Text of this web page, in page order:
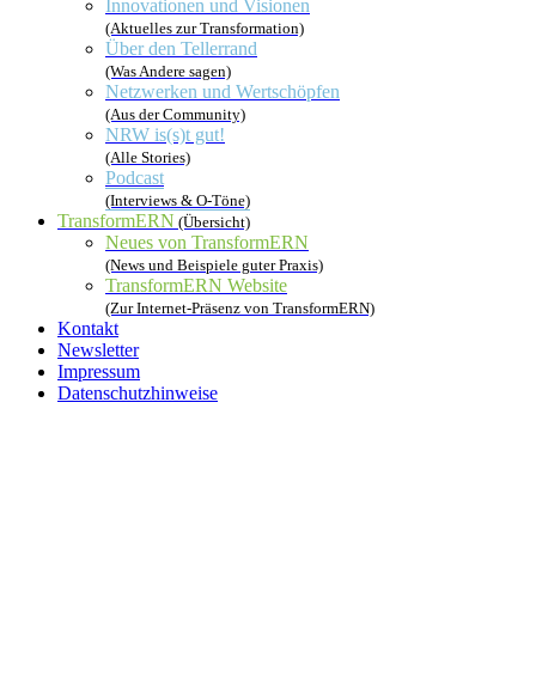
Innovationen und Visionen
(Aktuelles zur Transformation)
Über den Tellerrand
(Was Andere sagen)
Netzwerken und Wertschöpfen
(Aus der Community)
NRW is(s)t gut!
(Alle Stories)
Podcast
(Interviews & O-Töne)
TransformERN (Übersicht)
Neues von TransformERN
(News und Beispiele guter Praxis)
TransformERN Website
(Zur Internet-Präsenz von TransformERN)
Kontakt
Newsletter
Impressum
Datenschutzhinweise